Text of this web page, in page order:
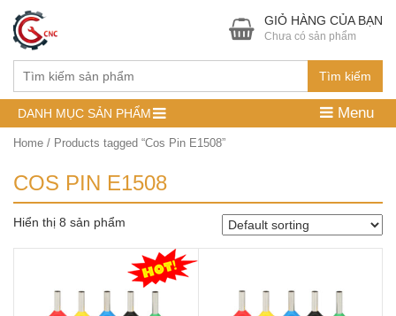
Tìm kiếm
GIỎ HÀNG CỦA BẠN
Chưa có sản phẩm
DANH MỤC SẢN PHẨM Menu
Home / Products tagged “Cos Pin E1508”
COS PIN E1508
Hiển thị 8 sản phẩm